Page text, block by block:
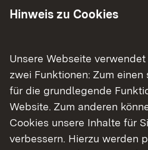
Baden-Württemberg warten
Studiengangsuche schnell
Studienplatz. Außerdem
Schritt-Anleitung zu deinem
Finde dein Studium in
Hinweis zu Cookies
Unsere Webseite
zwei Funktionen: Zum
für die grundlegende
Website. Zum anderen
Cookies unsere Inhalte für
verbessern. Hierzu werden